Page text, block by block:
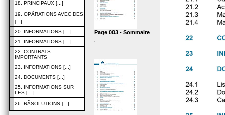
18. PRINCIPAUX [...]
19. OPÃRATIONS AVEC DES
[...]
20. INFORMATIONS [...]
21. INFORMATIONS [...]
22. CONTRATS
IMPORTANTS
23. INFORMATIONS [...]
24. DOCUMENTS [...]
25. INFORMATIONS SUR
LES [...]
26. RÃSOLUTIONS [...]
Page 003 - Sommaire